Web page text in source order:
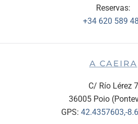
Reservas:
+34 620 589
A CAEIRA
C/ Río Lérez 7
36005 Poio
GPS: 42.4357603,-